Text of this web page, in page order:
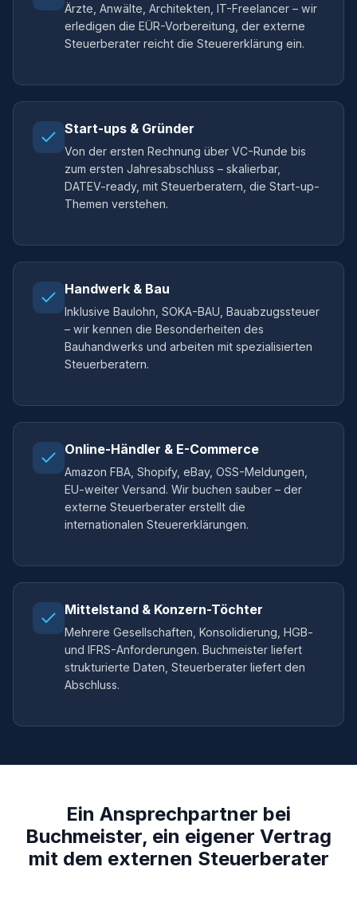
Ärzte, Anwälte, Architekten, IT-Freelancer – wir
erledigen die EÜR-Vorbereitung, der externe
Steuerberater reicht die Steuererklärung ein.
Start-ups & Gründer
Von der ersten Rechnung über VC-Runde bis
zum ersten Jahresabschluss – skalierbar,
DATEV-ready, mit Steuerberatern, die Start-up-
Themen verstehen.
Handwerk & Bau
Inklusive Baulohn, SOKA-BAU, Bauabzugssteuer
– wir kennen die Besonderheiten des
Bauhandwerks und arbeiten mit spezialisierten
Steuerberatern.
Online-Händler & E-Commerce
Amazon FBA, Shopify, eBay, OSS-Meldungen,
EU-weiter Versand. Wir buchen sauber – der
externe Steuerberater erstellt die
internationalen Steuererklärungen.
Mittelstand & Konzern-Töchter
Mehrere Gesellschaften, Konsolidierung, HGB-
und IFRS-Anforderungen. Buchmeister liefert
strukturierte Daten, Steuerberater liefert den
Abschluss.
Ein Ansprechpartner bei
Buchmeister, ein eigener Vertrag
mit dem externen Steuerberater